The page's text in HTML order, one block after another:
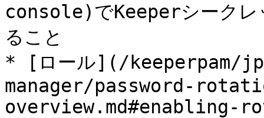
console)でKeeperシークレ
ること
* [ロール](/keeperpam/
manager/password-
overview.md#enabling-